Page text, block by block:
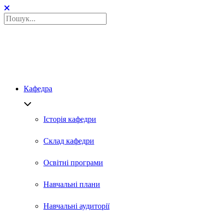
Кафедра
Історія кафедри
Склад кафедри
Освітні програми
Навчальні плани
Навчальні аудиторії